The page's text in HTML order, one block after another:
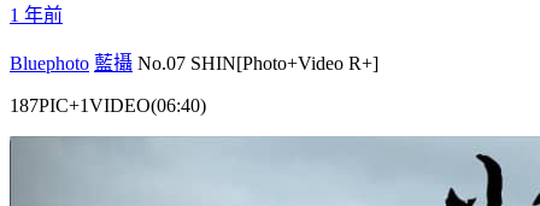
1 年前
Bluephoto 藍攝 No.07 SHIN[Photo+Video R+]
187PIC+1VIDEO(06:40)